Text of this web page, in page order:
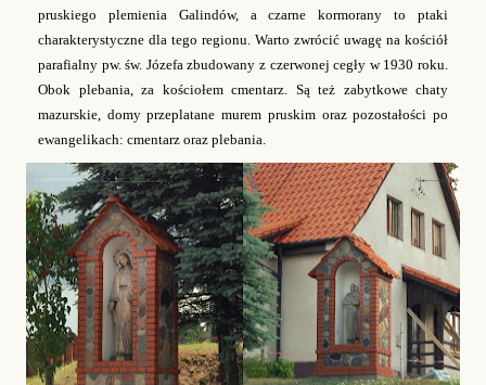
pruskiego plemienia Galindów, a czarne kormorany to ptaki
charakterystyczne dla tego regionu. Warto zwrócić uwagę na kościół
parafialny pw. św. Józefa zbudowany z czerwonej cegły w 1930 roku.
Obok plebania, za kościołem cmentarz. Są też zabytkowe chaty
mazurskie, domy przeplatane murem pruskim oraz pozostałości po
ewangelikach: cmentarz oraz plebania.